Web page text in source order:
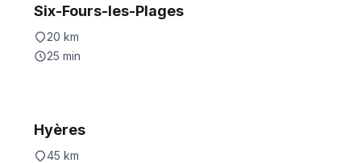
Six-Fours-les-Plages
20 km
25 min
Hyères
45 km